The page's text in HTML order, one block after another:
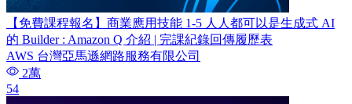
【免費課程報名】商業應用技能 1-5 人人都可以是生成式 AI
的 Builder : Amazon Q 介紹 | 完課紀錄回傳履歷表
AWS 台灣亞馬遜網路服務有限公司
2萬
54